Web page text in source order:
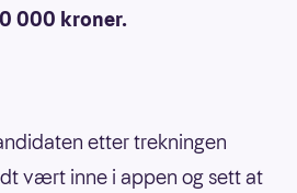
000 kroner.
etter trekningen
vært inne i appen og sett at